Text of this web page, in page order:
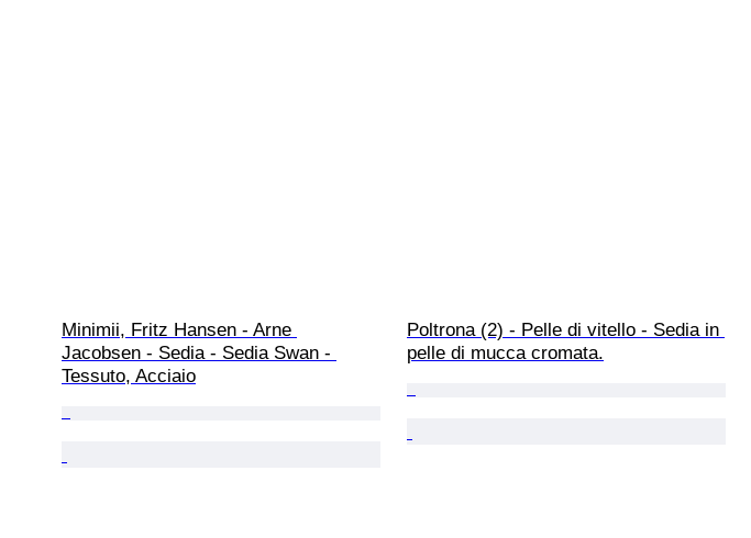
Minimii, Fritz Hansen - Arne
Jacobsen - Sedia - Sedia Swan -
Tessuto, Acciaio
Poltrona (2) - Pelle di vitello - Sedia in
pelle di mucca cromata.